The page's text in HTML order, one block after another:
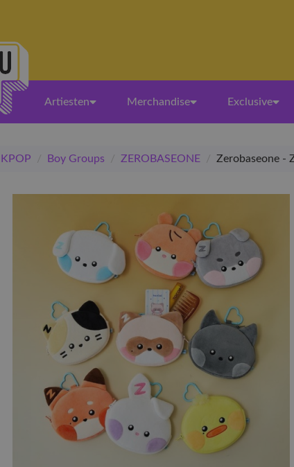
Artiesten Merchandise Exclusive
KPOP / Boy Groups / ZEROBASEONE / Zerobaseone -